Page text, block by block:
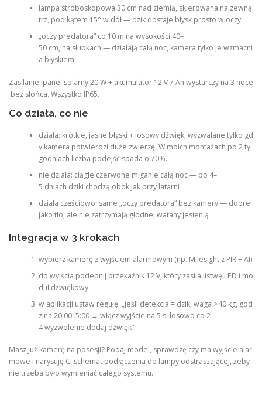
lampa stroboskopowa 30 cm nad ziemią, skierowana na zewną
trz, pod kątem 15° w dół — dzik dostaje błysk prosto w oczy
„oczy predatora” co 10 m na wysokości 40–
50 cm, na słupkach — działają całą noc, kamera tylko je wzmacni
a błyskiem
Zasilanie: panel solarny 20 W + akumulator 12 V 7 Ah wystarczy na 3 noce
bez słońca. Wszystko IP65.
Co działa, co nie
działa: krótkie, jasne błyski + losowy dźwięk, wyzwalane tylko gd
y kamera potwierdzi duże zwierzę. W moich montażach po 2 ty
godniach liczba podejść spada o 70%.
nie działa: ciągłe czerwone miganie całą noc — po 4–
5 dniach dziki chodzą obok jak przy latarni
działa częściowo: same „oczy predatora” bez kamery — dobre
jako tło, ale nie zatrzymają głodnej watahy jesienią
Integracja w 3 krokach
wybierz kamerę z wyjściem alarmowym (np. Milesight z PIR + AI)
do wyjścia podepnij przekaźnik 12 V, który zasila listwę LED i mo
duł dźwiękowy
w aplikacji ustaw regułę: „jeśli detekcja = dzik, waga >40 kg, god
zina 20:00–5:00 → włącz wyjście na 5 s, losowo co 2–
4 wyzwolenie dodaj dźwięk”
Masz już kamerę na posesji? Podaj model, sprawdzę czy ma wyjście alar
mowe i narysuję Ci schemat podłączenia do lampy odstraszającej, żeby
nie trzeba było wymieniać całego systemu.